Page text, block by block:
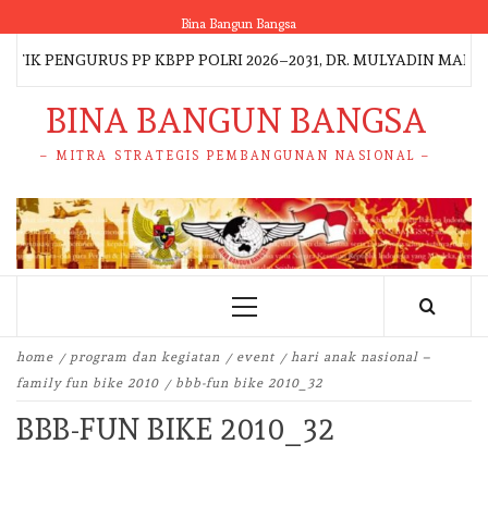
to
content
Bina Bangun Bangsa
PENGURUS PP KBPP POLRI 2026–2031, DR. MULYADIN MALIK
BINA BANGUN BANGSA
– MITRA STRATEGIS PEMBANGUNAN NASIONAL –
Primary
home program dan kegiatan event
hari anak nasional –
family fun bike 2010
bbb-fun bike 2010_32
BBB-FUN BIKE 2010_32